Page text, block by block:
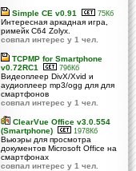
Simple CE v0.91 75Кб
Интересная аркадная игра,
римейк C64 Zolyx.
совпал интерес у 1 чел.
TCPMP for Smartphone
v0.72RC1
796Кб
Видеоплеер DivX/Xvid и
аудиоплеер mp3/ogg для для
смартфонов
совпал интерес у 1 чел.
ClearVue Office v3.0.554
(Smartphone)
1978Кб
Вьюэры для просмотра
документов Microsoft Office на
смартфонах
совпал интерес у 1 чел.